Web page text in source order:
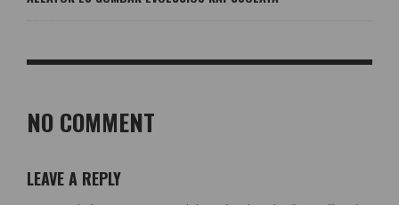
NO COMMENT
LEAVE A REPLY